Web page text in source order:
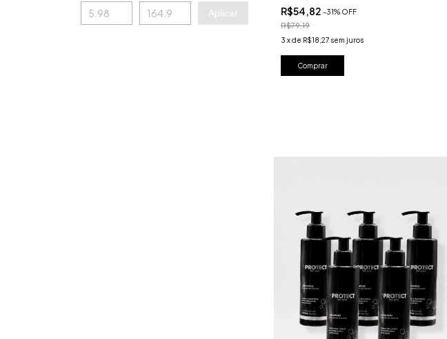
Aplicar R$54,82 -31% OFF
R$79,19
3 xde R$18,27 sem juros